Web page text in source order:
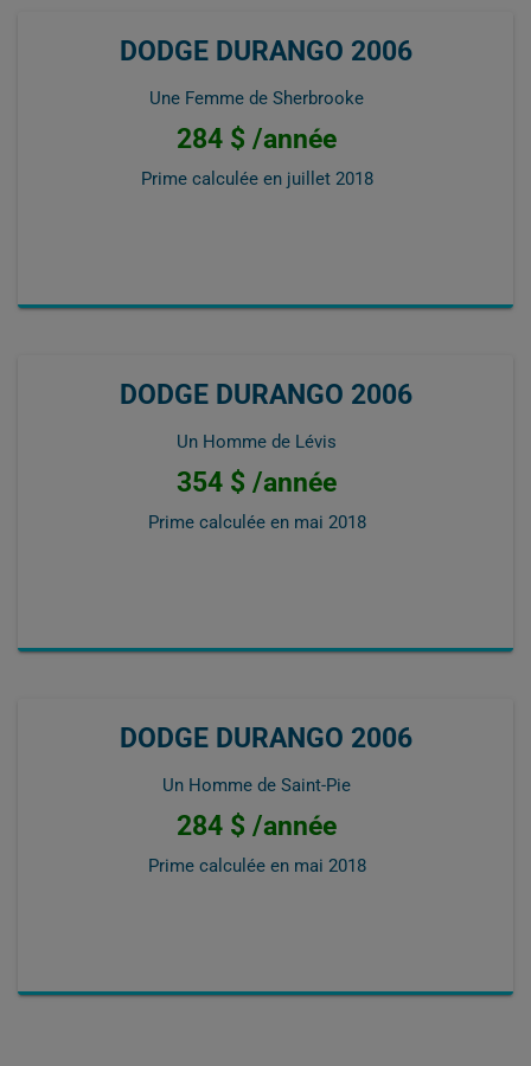
DODGE DURANGO 2006
Une Femme de Sherbrooke
284 $ /année
Prime calculée en juillet 2018
DODGE DURANGO 2006
Un Homme de Lévis
354 $ /année
Prime calculée en mai 2018
DODGE DURANGO 2006
Un Homme de Saint-Pie
284 $ /année
Prime calculée en mai 2018